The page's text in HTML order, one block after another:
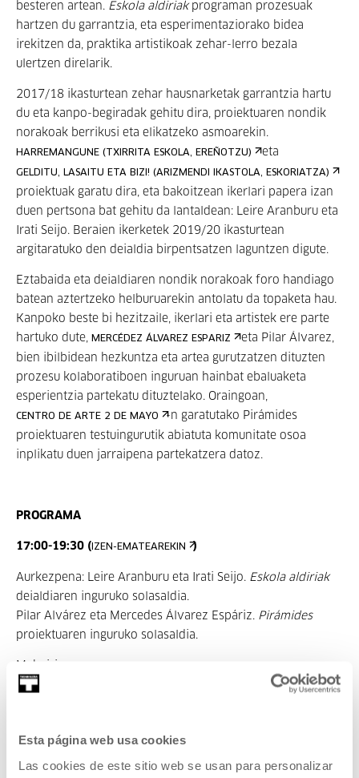
Esta página web usa cookies
Las cookies de este sitio web se usan para personalizar
besteren artean. Eskola aldiriak programan prozesuak
hartzen du garrantzia, eta esperimentaziorako bidea
irekitzen da, praktika artistikoak zehar-lerro bezala
ulertzen direlarik.
2017/18 ikasturtean zehar hausnarketak garrantzia hartu
du eta kanpo-begiradak gehitu dira, proiektuaren nondik
norakoak berrikusi eta elikatzeko asmoarekin.
HARREMANGUNE (TXIRRITA ESKOLA, EREÑOTZU) eta
GELDITU, LASAITU ETA BIZI! (ARIZMENDI IKASTOLA, ESKORIATZA)
proiektuak garatu dira, eta bakoitzean ikerlari papera izan
duen pertsona bat gehitu da lantaldean: Leire Aranburu eta
Irati Seijo. Beraien ikerketek 2019/20 ikasturtean
argitaratuko den deialdia birpentsatzen laguntzen digute.
Eztabaida eta deialdiaren nondik norakoak foro handiago
batean aztertzeko helburuarekin antolatu da topaketa hau.
Kanpoko beste bi hezitzaile, ikerlari eta artistek ere parte
hartuko dute, MERCÉDEZ ÁLVAREZ ESPARIZ
eta Pilar Álvarez,
bien ibilbidean hezkuntza eta artea gurutzatzen dituzten
prozesu kolaboratiboen inguruan hainbat ebaluaketa
esperientzia partekatu dituztelako. Oraingoan,
CENTRO DE ARTE 2 DE MAYO
-n garatutako Pirámides
proiektuaren testuingurutik abiatuta komunitate osoa
inplikatu duen jarraipena partekatzera datoz.
PROGRAMA
17:00-19:30 ( IZEN-EMATEAREKIN )
Aurkezpena: Leire Aranburu eta Irati Seijo. Eskola aldiriak
deialdiaren inguruko solasaldia.
Pilar Alvárez eta Mercedes Álvarez Espáriz. Pirámides
proiektuaren inguruko solasaldia.
19:30-20:00